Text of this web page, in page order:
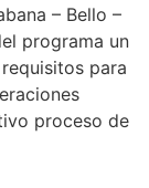
– Bello –
programa un
para
proceso de